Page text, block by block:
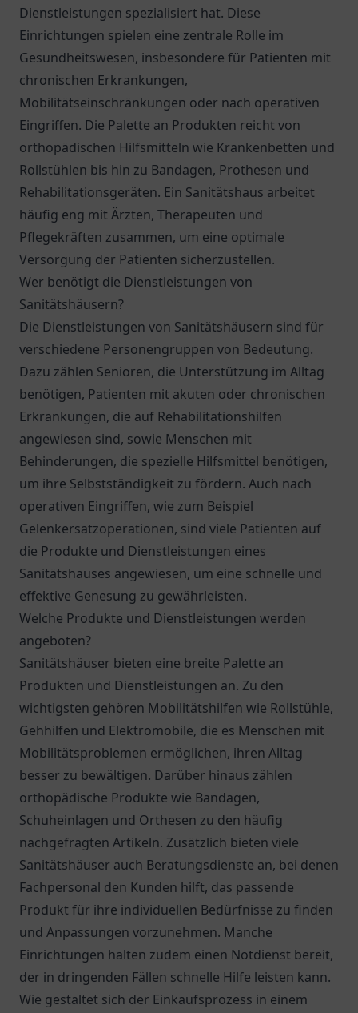
Dienstleistungen spezialisiert hat. Diese
Einrichtungen spielen eine zentrale Rolle im
Gesundheitswesen, insbesondere für Patienten mit
chronischen Erkrankungen,
Mobilitätseinschränkungen oder nach operativen
Eingriffen. Die Palette an Produkten reicht von
orthopädischen Hilfsmitteln wie Krankenbetten und
Rollstühlen bis hin zu Bandagen, Prothesen und
Rehabilitationsgeräten. Ein Sanitätshaus arbeitet
häufig eng mit Ärzten, Therapeuten und
Pflegekräften zusammen, um eine optimale
Versorgung der Patienten sicherzustellen.
Wer benötigt die Dienstleistungen von
Sanitätshäusern?
Die Dienstleistungen von Sanitätshäusern sind für
verschiedene Personengruppen von Bedeutung.
Dazu zählen Senioren, die Unterstützung im Alltag
benötigen, Patienten mit akuten oder chronischen
Erkrankungen, die auf Rehabilitationshilfen
angewiesen sind, sowie Menschen mit
Behinderungen, die spezielle Hilfsmittel benötigen,
um ihre Selbstständigkeit zu fördern. Auch nach
operativen Eingriffen, wie zum Beispiel
Gelenkersatzoperationen, sind viele Patienten auf
die Produkte und Dienstleistungen eines
Sanitätshauses angewiesen, um eine schnelle und
effektive Genesung zu gewährleisten.
Welche Produkte und Dienstleistungen werden
angeboten?
Sanitätshäuser bieten eine breite Palette an
Produkten und Dienstleistungen an. Zu den
wichtigsten gehören Mobilitätshilfen wie Rollstühle,
Gehhilfen und Elektromobile, die es Menschen mit
Mobilitätsproblemen ermöglichen, ihren Alltag
besser zu bewältigen. Darüber hinaus zählen
orthopädische Produkte wie Bandagen,
Schuheinlagen und Orthesen zu den häufig
nachgefragten Artikeln. Zusätzlich bieten viele
Sanitätshäuser auch Beratungsdienste an, bei denen
Fachpersonal den Kunden hilft, das passende
Produkt für ihre individuellen Bedürfnisse zu finden
und Anpassungen vorzunehmen. Manche
Einrichtungen halten zudem einen Notdienst bereit,
der in dringenden Fällen schnelle Hilfe leisten kann.
Wie gestaltet sich der Einkaufsprozess in einem